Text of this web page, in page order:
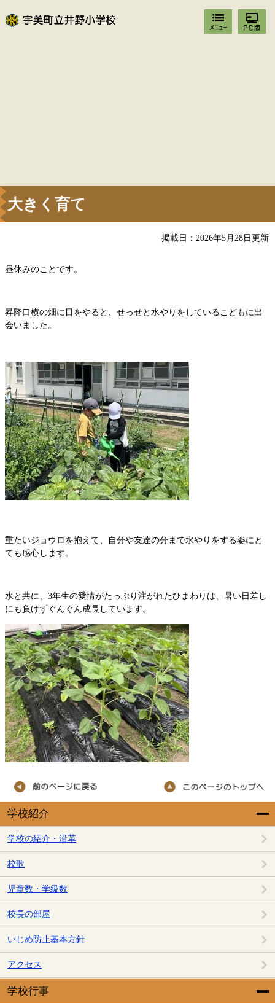
学校紹介
学校の紹介・沿革
校歌
児童数・学級数
校長の部屋
いじめ防止基本方針
アクセス
学校行事
大きく育て
掲載日：2026年5月28日更新
昼休みのことです。
昇降口横の畑に目をやると、せっせと水やりをしているこどもに出
会いました。
重たいジョウロを抱えて、自分や友達の分まで水やりをする姿にと
ても感心します。
水と共に、3年生の愛情がたっぷり注がれたひまわりは、暑い日差し
にも負けずぐんぐん成長しています。